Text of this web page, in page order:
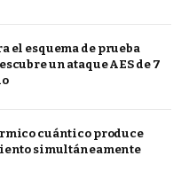
el esquema de prueba
un ataque AES de 7
cuántico produce
simultáneamente